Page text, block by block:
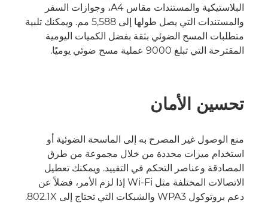
البلاستيكية والمستندات مقاس A4، وجوازات السفر
والمستندات التي يصل طولها إلى 5,588 مم. ويمكنك تلبية
متطلبات المسح الضوئي بثقة بفضل الكميات اليومية
المقترحة التي تبلغ 9000 عملية مسح ضوئي يوميًا.
تحسين الأمان
منع الوصول غير المصرح به إلى الماسحة الضوئية أو
استخدام ميزات محددة من خلال مجموعة من طرق
المصادقة وعناصر التحكم في التقييد. ويمكنك تعطيل
الاتصالات المختلفة مثل Wi-Fi إذا لزم الأمر، فضلاً عن
دعم بروتوكول WPA3 والشبكات التي تحتاج إلى 802.1X.